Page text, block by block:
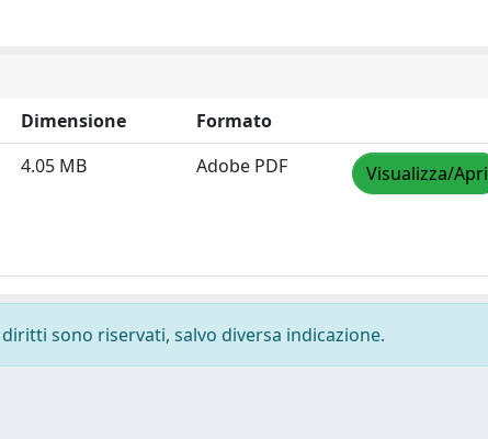
Dimensione
Formato
4.05 MB Adobe PDF Visualizza/Apri
sono riservati, salvo diversa indicazione.